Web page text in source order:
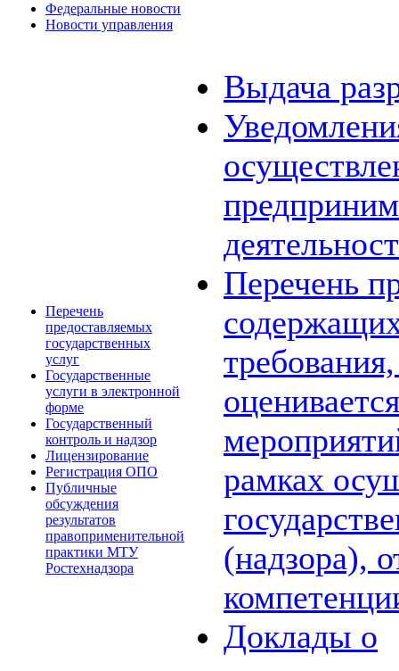
Федеральные новости
Новости управления
Перечень
предоставляемых
государственных
услуг
Государственные
услуги в электронной
форме
Государственный
контроль и надзор
Лицензирование
Регистрация ОПО
Публичные
обсуждения
результатов
правоприменительной
практики МТУ
Ростехнадзора
Выдача
Перечень
рамках
(надзора),
Доклады о